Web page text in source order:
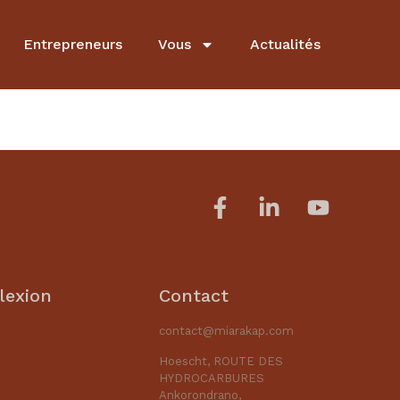
Entrepreneurs Vous Actualités
Contact
contact@miarakap.com
Hoescht, ROUTE DES
HYDROCARBURES
Ankorondrano,